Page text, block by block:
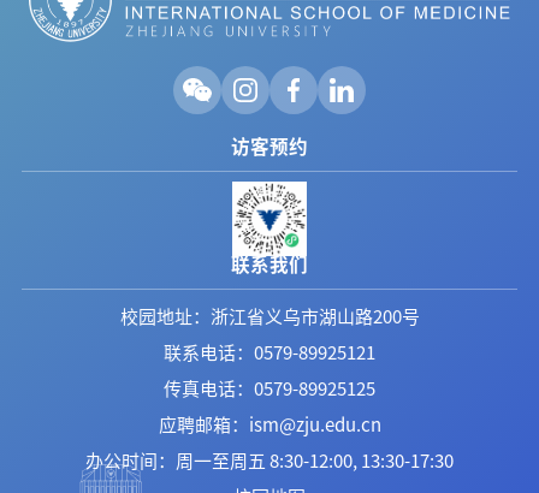
访客预约
联系我们
校园地址：浙江省义乌市湖山路200号
联系电话：0579-89925121
传真电话：0579-89925125
应聘邮箱：ism@zju.edu.cn
办公时间：周一至周五 8:30-12:00, 13:30-17:30